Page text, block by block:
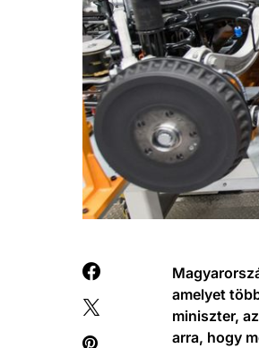
amelyet
miniszter,
arra, hogy